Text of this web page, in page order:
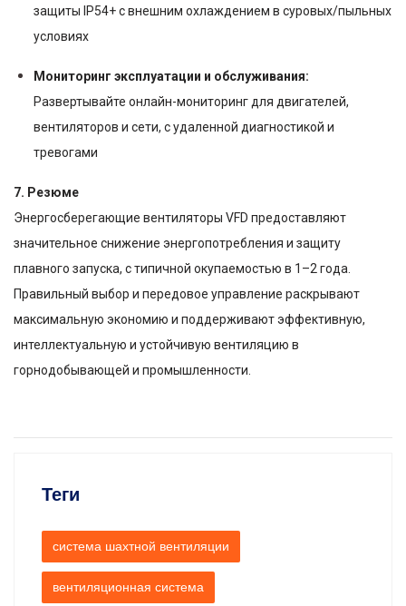
защиты IP54+ с внешним охлаждением в суровых/пыльных
условиях
Мониторинг эксплуатации и обслуживания:
Развертывайте онлайн-мониторинг для двигателей,
вентиляторов и сети, с удаленной диагностикой и
тревогами
7. Резюме
Энергосберегающие вентиляторы VFD предоставляют
значительное снижение энергопотребления и защиту
плавного запуска, с типичной окупаемостью в 1–2 года.
Правильный выбор и передовое управление раскрывают
максимальную экономию и поддерживают эффективную,
интеллектуальную и устойчивую вентиляцию в
горнодобывающей и промышленности.
Теги
система шахтной вентиляции
вентиляционная система